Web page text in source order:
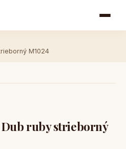
M1024
Dub ruby strieborný